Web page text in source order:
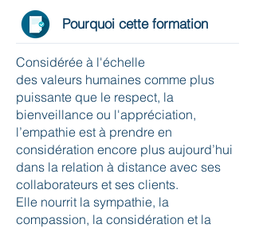
Pourquoi cette formation
Considérée à l'échelle
des valeurs humaines comme plus
puissante que le respect, la
bienveillance ou l'appréciation,
l’empathie est à prendre en
considération encore plus aujourd’hui
dans la relation à distance avec ses
collaborateurs et ses clients.
Elle nourrit la sympathie, la
compassion, la considération et la